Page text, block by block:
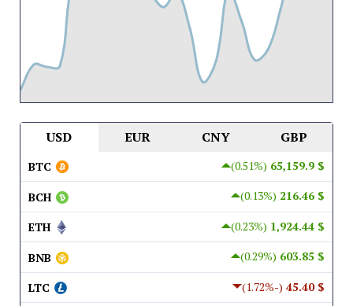
USD EUR CNY GBP
$ 65,159.9
(0.51%)
BTC
$ 216.46
(0.13%)
BCH
$ 1,924.44
(0.23%)
ETH
$ 603.85
(0.29%)
BNB
$ 45.40
(-1.72%)
LTC